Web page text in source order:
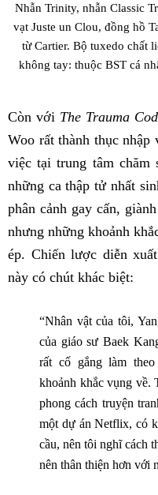
Nhẫn Trinity, nhẫn Classic
vạt Juste un Clou, đồng hồ
từ Cartier. Bộ tuxedo chất
không tay: thuộc BST cá
Còn với The Trauma
Woo rất thành thục
việc tại trung tâm chăm
những ca thập tử nhất
phân cảnh gay cấn,
nhưng những khoảnh
ép. Chiến lược diễn
này có chút khác biệt:
“Nhân vật của tôi,
của giáo sư Baek
rất cố gắng làm
khoảnh khắc vụng về.
phong cách truyện
một dự án Netflix, có
cầu, nên tôi nghĩ cách
nên thân thiện hơn với